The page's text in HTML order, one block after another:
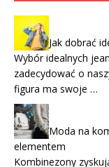
Jak dobrać
Wybór idealnych
zadecydować o
figura ma swoje …
Moda na
elementem
Kombinezony